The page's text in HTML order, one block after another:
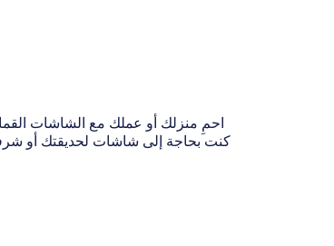
احمِ منزلك أو عملك مع الشاشات
كنت بحاجة إلى شاشات لحديقتك أو